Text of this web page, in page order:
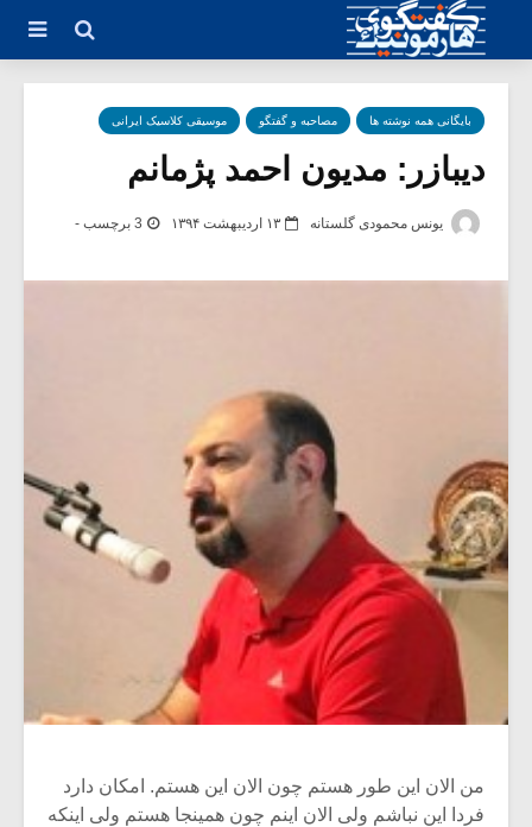
بایگانی همه نوشته ها مصاحبه و گفتگو موسیقی کلاسیک ایرانی
دیبازر: مدیون احمد پژمانم
یونس محمودی گلستانه ۱۳ اردیبهشت ۱۳۹۴ 3 برچسب -
من الان این طور هستم چون الان این هستم. امکان دارد
فردا این نباشم ولی الان اینم چون همینجا هستم ولی اینکه